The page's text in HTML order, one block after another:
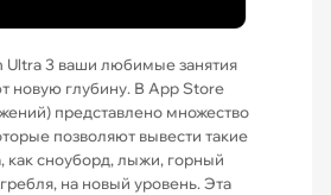
Ultra 3 ваши любимые занятия
новую глубину. В App Store
представлено множество
позволяют вывести такие
как сноуборд, лыжи, горный
на новый уровень. Эта